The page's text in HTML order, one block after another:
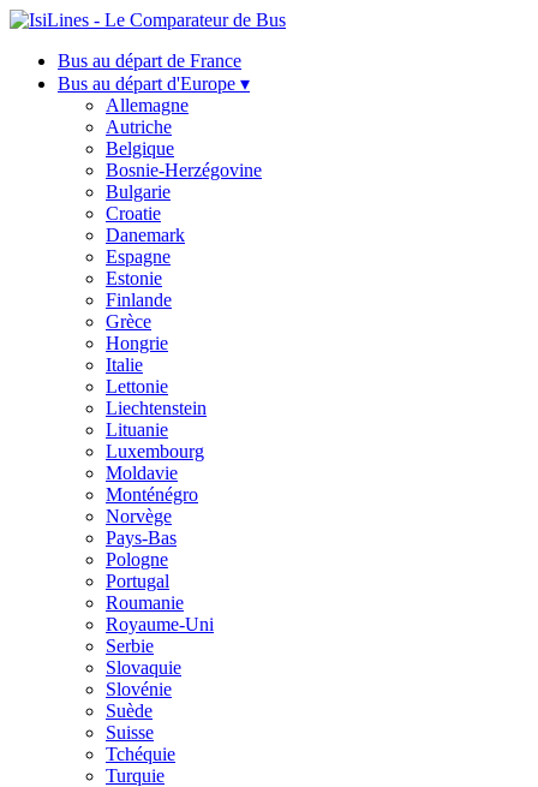
Bus au départ de France
Bus au départ d'Europe ▾
Allemagne
Autriche
Belgique
Bosnie-Herzégovine
Bulgarie
Croatie
Danemark
Espagne
Estonie
Finlande
Grèce
Hongrie
Italie
Lettonie
Liechtenstein
Lituanie
Luxembourg
Moldavie
Monténégro
Norvège
Pays-Bas
Pologne
Portugal
Roumanie
Royaume-Uni
Serbie
Slovaquie
Slovénie
Suède
Suisse
Tchéquie
Turquie